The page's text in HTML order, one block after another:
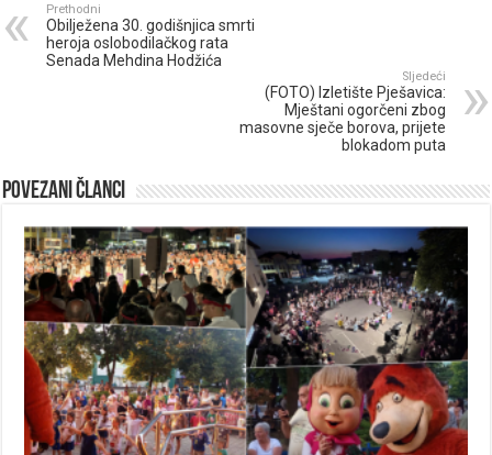
Prethodni
Obilježena 30. godišnjica smrti
heroja oslobodilačkog rata
Senada Mehdina Hodžića
Sljedeći
(FOTO) Izletište Pješavica:
Mještani ogorčeni zbog
masovne sječe borova, prijete
blokadom puta
Povezani članci